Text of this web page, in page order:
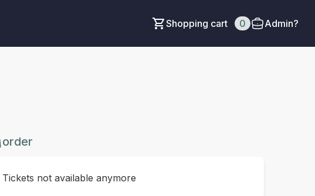
Shopping cart 0 Admin?
order
Tickets not available anymore